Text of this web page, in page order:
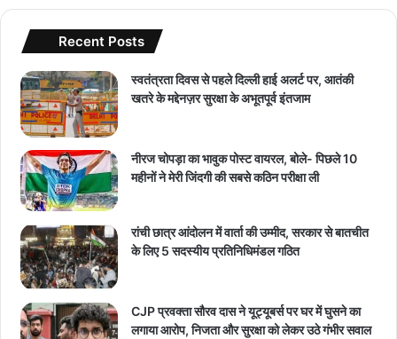
Recent Posts
स्वतंत्रता दिवस से पहले दिल्ली हाई अलर्ट पर, आतंकी
खतरे के मद्देनज़र सुरक्षा के अभूतपूर्व इंतजाम
नीरज चोपड़ा का भावुक पोस्ट वायरल, बोले- पिछले 10
महीनों ने मेरी जिंदगी की सबसे कठिन परीक्षा ली
रांची छात्र आंदोलन में वार्ता की उम्मीद, सरकार से बातचीत
के लिए 5 सदस्यीय प्रतिनिधिमंडल गठित
CJP प्रवक्ता सौरव दास ने यूट्यूबर्स पर घर में घुसने का
लगाया आरोप, निजता और सुरक्षा को लेकर उठे गंभीर सवाल